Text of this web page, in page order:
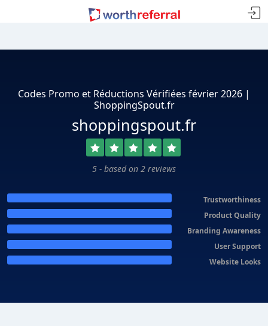
Codes Promo et Réductions Vérifiées février 2026 |
ShoppingSpout.fr
shoppingspout.fr
5 - based on 2 reviews
Trustworthiness
Product Quality
Branding Awareness
User Support
Website Looks